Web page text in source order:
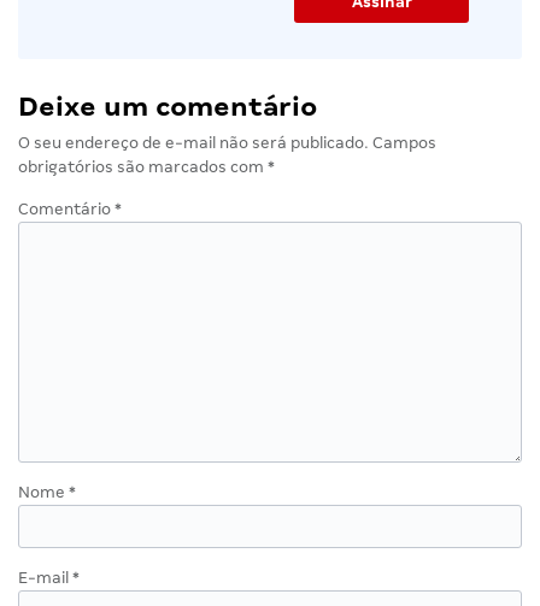
Deixe um comentário
O seu endereço de e-mail não será publicado. Campos
obrigatórios são marcados com *
Comentário *
Nome *
E-mail *